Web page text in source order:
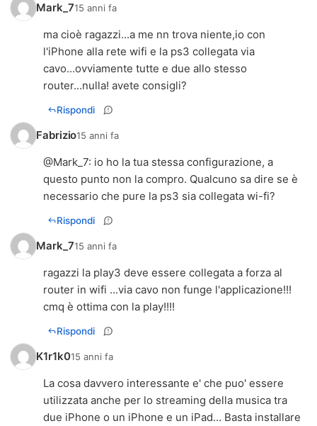
Mark_715 anni fa
ma cioè ragazzi...a me nn trova niente,io con
l'iPhone alla rete wifi e la ps3 collegata via
cavo...ovviamente tutte e due allo stesso
router...nulla! avete consigli?
Rispondi
Fabrizio15 anni fa
@Mark_7: io ho la tua stessa configurazione, a
questo punto non la compro. Qualcuno sa dire se è
necessario che pure la ps3 sia collegata wi-fi?
Rispondi
Mark_715 anni fa
ragazzi la play3 deve essere collegata a forza al
router in wifi ...via cavo non funge l'applicazione!!!
cmq è ottima con la play!!!!
Rispondi
K1r1k015 anni fa
La cosa davvero interessante e' che puo' essere
utilizzata anche per lo streaming della musica tra
due iPhone o un iPhone e un iPad... Basta installare